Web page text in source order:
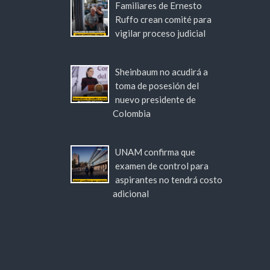
Familiares de Ernesto
Ruffo crean comité para
vigilar proceso judicial
Sheinbaum no acudirá a
toma de posesión del
nuevo presidente de
Colombia
UNAM confirma que
examen de control para
aspirantes no tendrá costo
adicional